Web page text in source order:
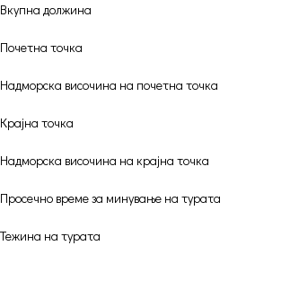
Вкупна должина
Почетна точка
Надморска височина на почетна точка
Крајна точка
Надморска височина на крајна точка
Просечно време за минување на турата
Тежина на турата